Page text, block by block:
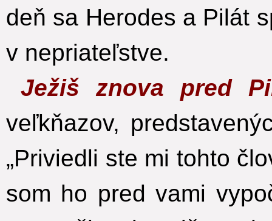
deň sa Herodes a Pilát
v nepriateľstve.
Ježiš znova pred
veľkňazov,
„Priviedli ste mi tohto
som ho pred vami